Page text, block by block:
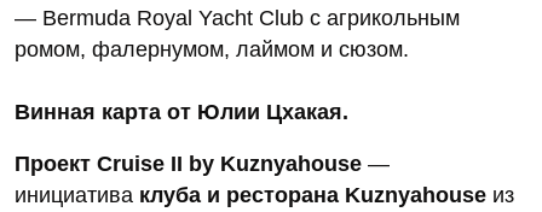
— Bermuda Royal Yacht Club с агрикольным
ромом, фалернумом, лаймом и сюзом.
Винная карта от Юлии Цхакая.
Проект Cruise II by Kuznyahouse —
инициатива клуба и ресторана Kuznyahouse из